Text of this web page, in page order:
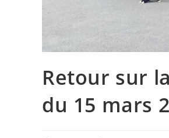
Retour sur
du 15 mars